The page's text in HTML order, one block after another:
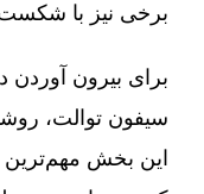
برخی نیز با
برای بیرون آوردن
سیفون توالت،
این بخش